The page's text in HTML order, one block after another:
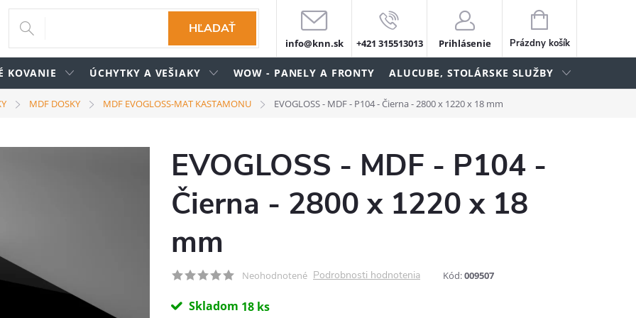
HĽADAŤ
info@knn.sk +421 315513013 Prihlásenie
NÁKUPNÝ
KOŠÍK
Prázdny košík
KOVANIE ÚCHYTKY A VEŠIAKY WOW - PANELY A FRONTY ALUCUBE, STOLÁRSKE SLUŽBY
MDF DOSKY MDF EVOGLOSS-MAT KASTAMONU EVOGLOSS - MDF - P104 - Čierna - 2800 x 1220 x 18 mm
EVOGLOSS - MDF - P104 -
Čierna - 2800 x 1220 x 18
mm
Neohodnotené Podrobnosti hodnotenia Kód:009507
Skladom 18 ks